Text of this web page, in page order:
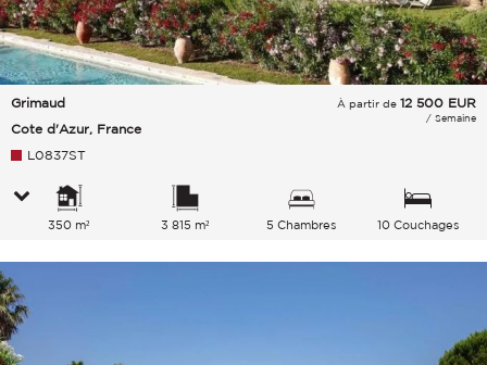
Grimaud
Cote d'Azur, France
À partir de 12 500 EUR
/ Semaine
L0837ST
350 m² 3 815 m² 5 Chambres 10 Couchages